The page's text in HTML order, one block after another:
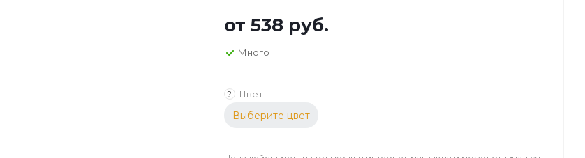
от 538 руб.
Много
? Цвет
Выберите цвет